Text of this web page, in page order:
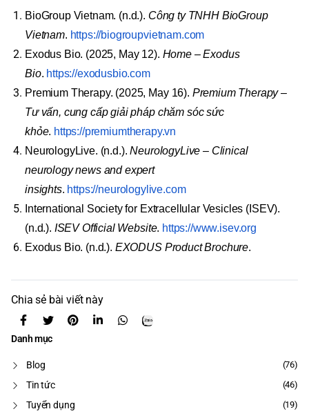
BioGroup Vietnam. (n.d.). Công ty TNHH BioGroup
Vietnam. https://biogroupvietnam.com
Exodus Bio. (2025, May 12). Home – Exodus
Bio. https://exodusbio.com
Premium Therapy. (2025, May 16). Premium Therapy –
Tư vấn, cung cấp giải pháp chăm sóc sức
khỏe. https://premiumtherapy.vn
NeurologyLive. (n.d.).NeurologyLive – Clinical
neurology news and expert
insights. https://neurologylive.com
International Society for Extracellular Vesicles (ISEV).
(n.d.). ISEV Official Website. https://www.isev.org
Exodus Bio. (n.d.). EXODUS Product Brochure.
Chia sẻ bài viết này
Danh mục
Blog (76)
Tin tức (46)
Tuyển dụng (19)